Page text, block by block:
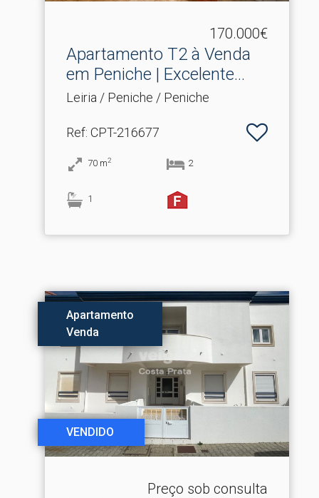
170.000€
Apartamento T2 à Venda
em Peniche | Excelente.​..
Leiria / Peniche / Peniche
Ref: CPT-216677
70 m2 2
1
Apartamento
Venda
VENDIDO
Preço sob consulta